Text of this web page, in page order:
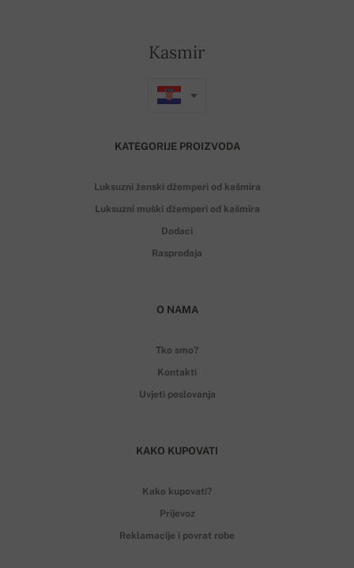
Kasmir
KATEGORIJE PROIZVODA
Luksuzni ženski džemperi od kašmira
Luksuzni muški džemperi od kašmira
Dodaci
Rasprodaja
O NAMA
Tko smo?
Kontakti
Uvjeti poslovanja
KAKO KUPOVATI
Kako kupovati?
Prijevoz
Reklamacije i povrat robe